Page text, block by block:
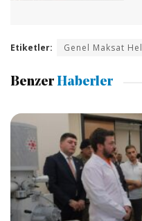
Etiketler: Genel Maksat
Benzer Haberler